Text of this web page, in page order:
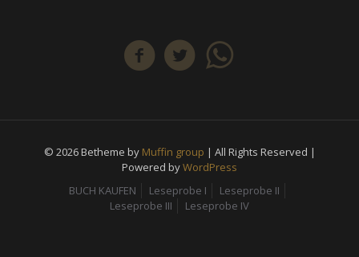
© 2026 Betheme by Muffin group | All Rights Reserved |
Powered byWordPress
BUCH KAUFEN
Leseprobe I
Leseprobe II
Leseprobe III
Leseprobe IV